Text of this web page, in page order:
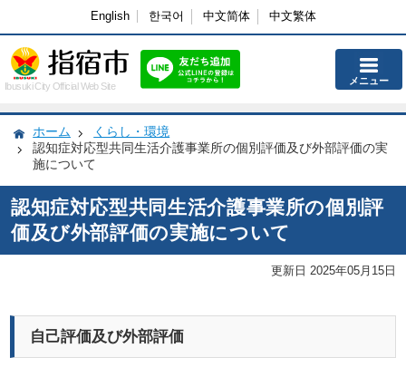
English 한국어 中文简体 中文繁体
Ibusuki City Official Web Site メニュー
ホーム
くらし・環境
認知症対応型共同生活介護事業所の個別評価及び外部評価の実
施について
認知症対応型共同生活介護事業所の個別評
価及び外部評価の実施について
更新日 2025年05月15日
自己評価及び外部評価